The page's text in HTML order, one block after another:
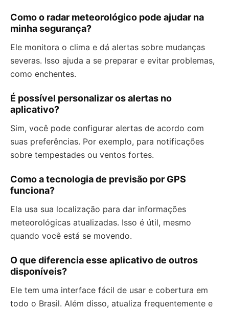
Como o radar meteorológico pode ajudar na
minha segurança?
Ele monitora o clima e dá alertas sobre mudanças
severas. Isso ajuda a se preparar e evitar problemas,
como enchentes.
É possível personalizar os alertas no
aplicativo?
Sim, você pode configurar alertas de acordo com
suas preferências. Por exemplo, para notificações
sobre tempestades ou ventos fortes.
Como a tecnologia de previsão por GPS
funciona?
Ela usa sua localização para dar informações
meteorológicas atualizadas. Isso é útil, mesmo
quando você está se movendo.
O que diferencia esse aplicativo de outros
disponíveis?
Ele tem uma interface fácil de usar e cobertura em
todo o Brasil. Além disso, atualiza frequentemente e